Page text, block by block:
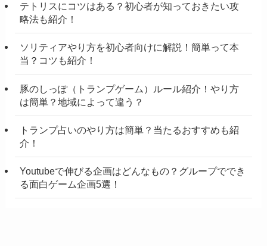
テトリスにコツはある？初心者が知っておきたい攻
略法も紹介！
ソリティアやり方を初心者向けに解説！簡単って本
当？コツも紹介！
豚のしっぽ（トランプゲーム）ルール紹介！やり方
は簡単？地域によって違う？
トランプ占いのやり方は簡単？当たるおすすめも紹
介！
Youtubeで伸びる企画はどんなもの？グループででき
る面白ゲーム企画5選！